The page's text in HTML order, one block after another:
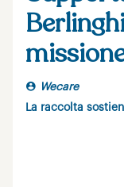
Wecare
La raccolta